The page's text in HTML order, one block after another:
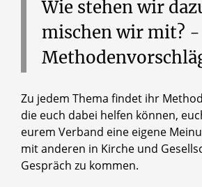
Wie stehenwir
mischenwirmit? -
Zu jedem Thema findet ihr
die euch dabei helfen können,
eurem Verband eine eigene
mit anderen in Kirche und
Gespräch zu kommen.